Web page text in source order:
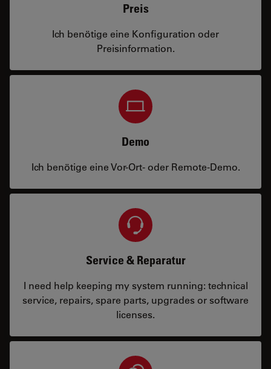
Preis
Ich benötige eine Konfiguration oder
Preisinformation.
Demo
Ich benötige eine Vor-Ort- oder Remote-Demo.
Service & Reparatur
I need help keeping my system running: technical
service, repairs, spare parts, upgrades or software
licenses.